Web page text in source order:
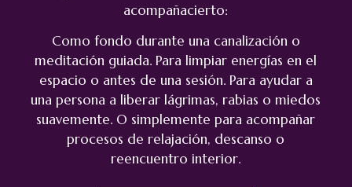
acompañacierto:
Como fondo durante una canalización o
meditación guiada. Para limpiar energías en el
espacio o antes de una sesión. Para ayudar a
una persona a liberar lágrimas, rabias o miedos
suavemente. O simplemente para acompañar
procesos de relajación, descanso o
reencuentro interior.